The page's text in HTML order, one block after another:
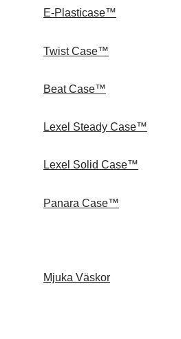
E-Plasticase™
Twist Case™
Beat Case™
Lexel Steady Case™
Lexel Solid Case™
Panara Case™
Mjuka Väskor